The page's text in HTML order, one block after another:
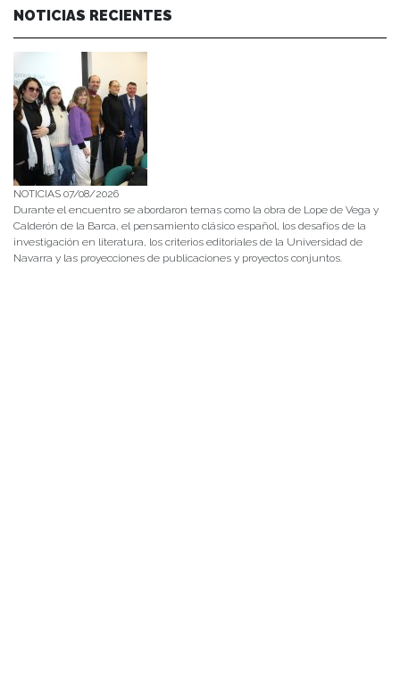
NOTICIAS RECIENTES
NOTICIAS 07/08/2026
Durante el encuentro se abordaron temas como la obra de Lope de Vega y
Calderón de la Barca, el pensamiento clásico español, los desafíos de la
investigación en literatura, los criterios editoriales de la Universidad de
Navarra y las proyecciones de publicaciones y proyectos conjuntos.